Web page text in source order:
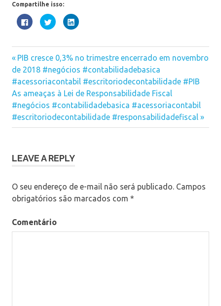
Compartilhe isso:
Clique
para
compartilhar
em
nova
janela)
Clique
para
compartilhar
em
nova
janela)
Clique
para
em
nova
janela)
Navegação
de
Post
Previous
Post:
PIB cresce 0,3% no trimestre encerrado em novembro
de 2018 #negócios #contabilidadebasica
#acessoriacontabil #escritoriodecontabilidade #PIB
Next
Post:
As ameaças à Lei de Responsabilidade Fiscal
#negócios #contabilidadebasica #acessoriacontabil
#escritoriodecontabilidade #responsabilidadefiscal
LEAVE A REPLY
O seu endereço de e-mail não será publicado. Campos
obrigatórios são marcados com *
Comentário